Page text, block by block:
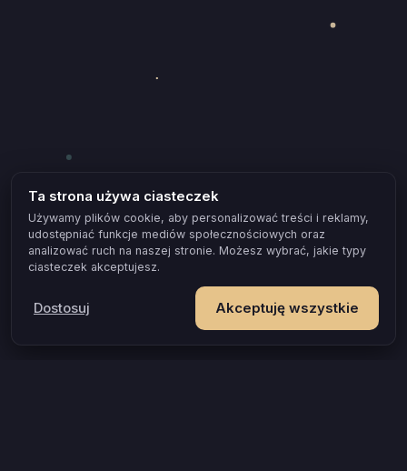
Ta strona używa ciasteczek
Używamy plików cookie, aby personalizować treści i reklamy,
udostępniać funkcje mediów społecznościowych oraz
analizować ruch na naszej stronie. Możesz wybrać, jakie typy
ciasteczek akceptujesz.
Akceptuję wszystkie
Dostosuj